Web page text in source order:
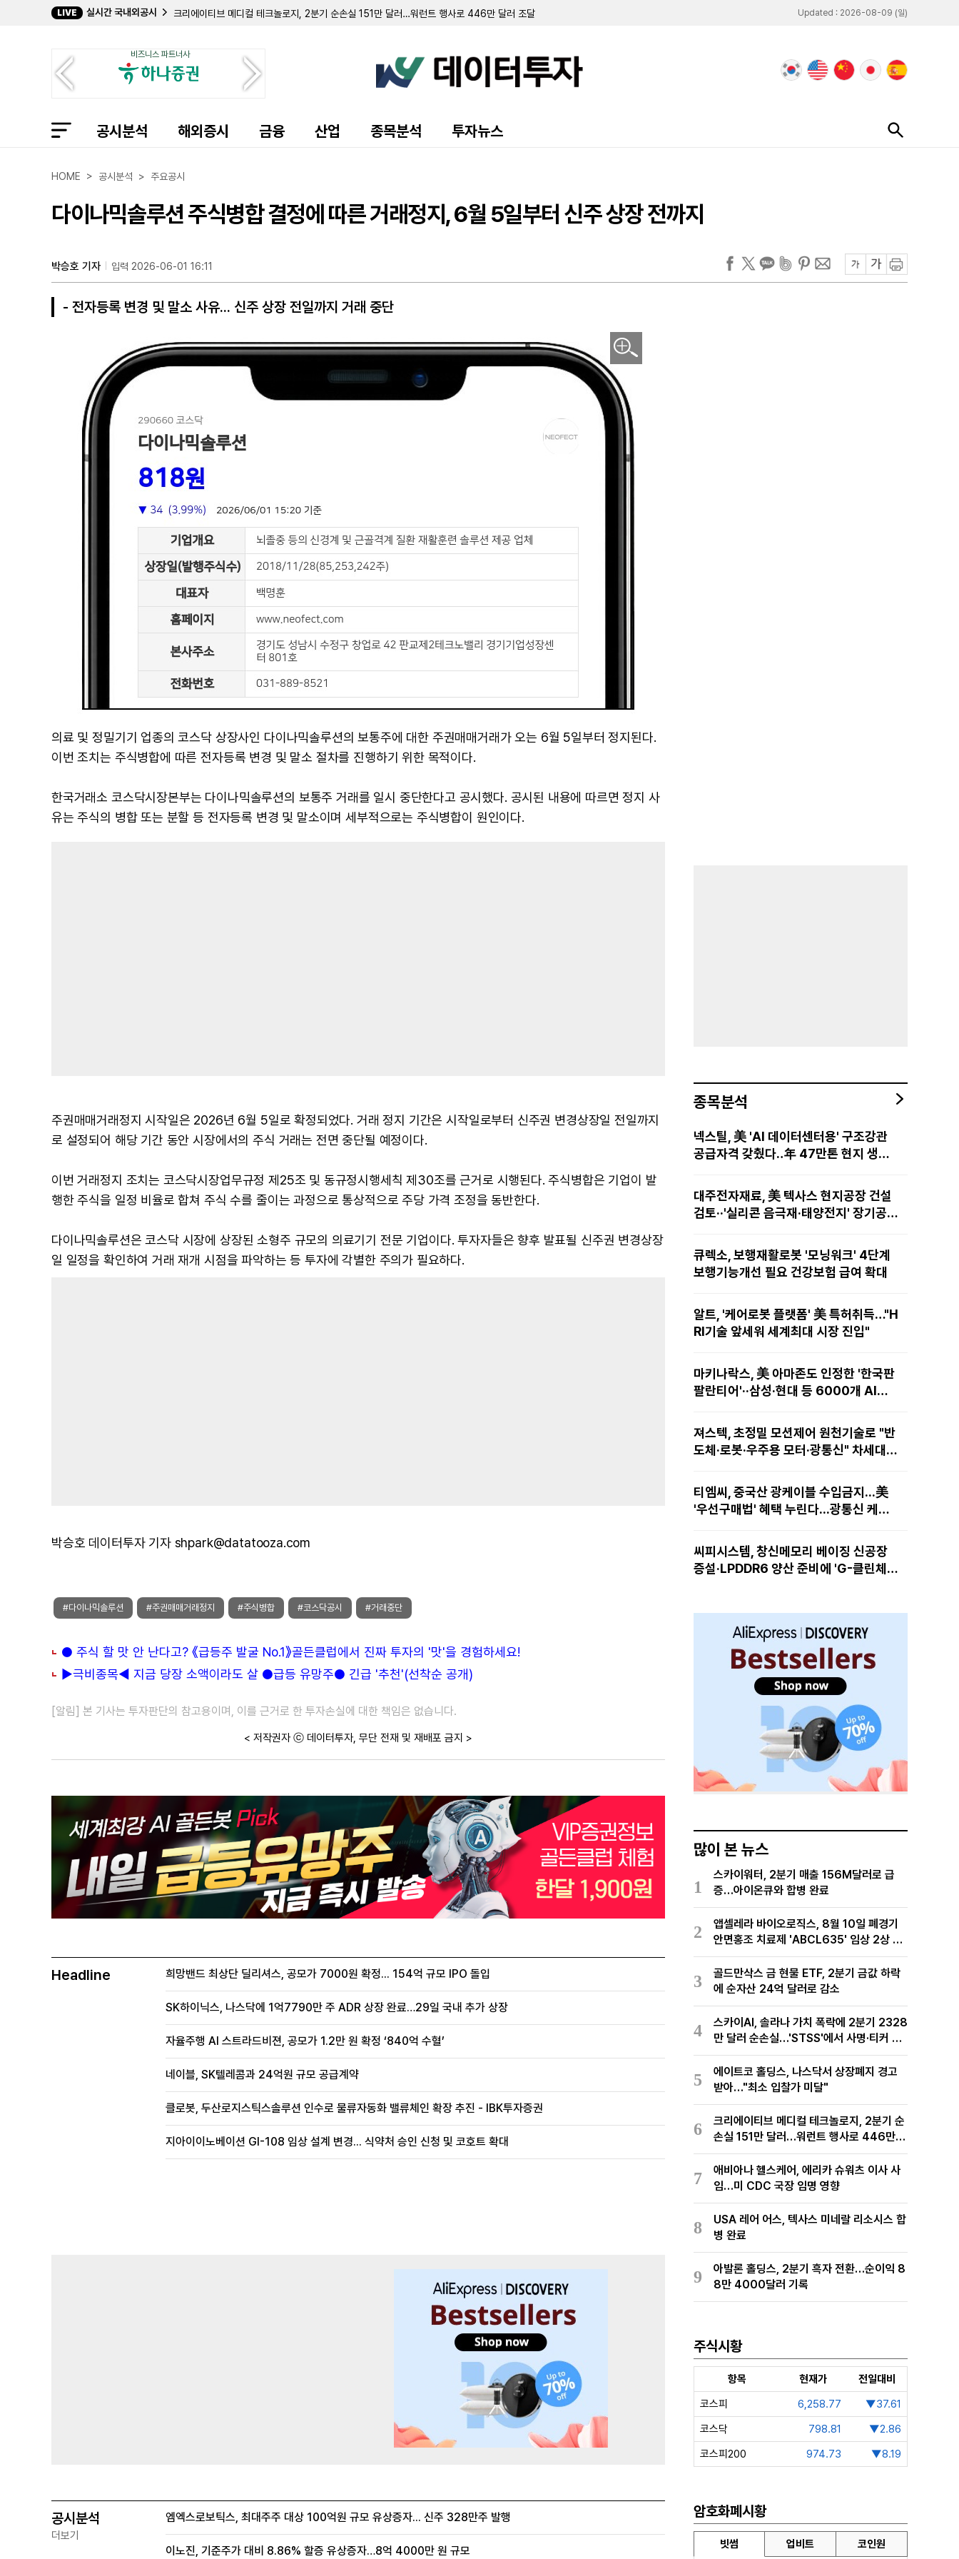
LIVE 실시간 국내외공시
크리에이티브 메디컬 테크놀로지, 2분기 순손실 151만 달러…워런트 행사로 446만 달러 조달
필립 프로스트 박사, 코크리스털 파머 주식 8만 5000주 장내 매수…지분율 13.9%로 확대
길데 헬스케어, 숄더 이노베이션스 지분 10.7%로 축소…최근 6일간 16만여 주 장내 매도
임믹스 바이오파머, 2분기 순손실 1155만 달러…자금조달로 현금 2억 3210만 달러 확보
볼리션RX, 린드 글로벌에 보통주 77만 9371주 발행
샤프링크, 2분기 순손실 3억 9427만 달러 기록…가상자산 평가손실 영향
머드릭 캐피탈, 버티컬 에어로스페이스 주식 및 전환사채 매각
Updated : 2026-08-09 (일)
비즈니스 파트너사
공시분석 해외증시 금융 산업 종목분석 투자뉴스
HOME > 공시분석 > 주요공시
다이나믹솔루션 주식병합 결정에 따른 거래정지, 6월 5일부터 신주 상장 전까지
박승호 기자 입력 2026-06-01 16:11
- 전자등록 변경 및 말소 사유... 신주 상장 전일까지 거래 중단
의료 및 정밀기기 업종의 코스닥 상장사인 다이나믹솔루션의 보통주에 대한 주권매매거래가 오는 6월 5일부터 정지된다.
이번 조치는 주식병합에 따른 전자등록 변경 및 말소 절차를 진행하기 위한 목적이다.
한국거래소 코스닥시장본부는 다이나믹솔루션의 보통주 거래를 일시 중단한다고 공시했다. 공시된 내용에 따르면 정지 사
유는 주식의 병합 또는 분할 등 전자등록 변경 및 말소이며 세부적으로는 주식병합이 원인이다.
주권매매거래정지 시작일은 2026년 6월 5일로 확정되었다. 거래 정지 기간은 시작일로부터 신주권 변경상장일 전일까지
로 설정되어 해당 기간 동안 시장에서의 주식 거래는 전면 중단될 예정이다.
이번 거래정지 조치는 코스닥시장업무규정 제25조 및 동규정시행세칙 제30조를 근거로 시행된다. 주식병합은 기업이 발
행한 주식을 일정 비율로 합쳐 주식 수를 줄이는 과정으로 통상적으로 주당 가격 조정을 동반한다.
다이나믹솔루션은 코스닥 시장에 상장된 소형주 규모의 의료기기 전문 기업이다. 투자자들은 향후 발표될 신주권 변경상장
일 일정을 확인하여 거래 재개 시점을 파악하는 등 투자에 각별한 주의가 필요하다.
박승호 데이터투자 기자 shpark@datatooza.com
#다이나믹솔루션 #주권매매거래정지 #주식병합 #코스닥공시 #거래중단
● 주식 할 맛 안 난다고? 《급등주 발굴 No.1》골든클럽에서 진짜 투자의 '맛'을 경험하세요!
▶극비종목◀ 지금 당장 소액이라도 살 ●급등 유망주● 긴급 '추천'(선착순 공개)
[알림] 본 기사는 투자판단의 참고용이며, 이를 근거로 한 투자손실에 대한 책임은 없습니다.
< 저작권자 ⓒ 데이터투자, 무단 전재 및 재배포 금지 >
Headline 희망밴드 최상단 딜리셔스, 공모가 7000원 확정... 154억 규모 IPO 돌입
SK하이닉스, 나스닥에 1억7790만 주 ADR 상장 완료…29일 국내 추가 상장
자율주행 AI 스트라드비젼, 공모가 1.2만 원 확정 ‘840억 수혈’
네이블, SK텔레콤과 24억원 규모 공급계약
클로봇, 두산로지스틱스솔루션 인수로 물류자동화 밸류체인 확장 추진 - IBK투자증권
지아이이노베이션 GI-108 임상 설계 변경... 식약처 승인 신청 및 코호트 확대
공시분석
더보기
엠엑스로보틱스, 최대주주 대상 100억원 규모 유상증자... 신주 328만주 발행
이노진, 기준주가 대비 8.86% 할증 유상증자…8억 4000만 원 규모
종목분석
넥스틸, 美 'AI 데이터센터용' 구조강관
공급자격 갖췄다‥年 47만톤 현지 생산
대주전자재료, 美 텍사스 현지공장 건설
검토··'실리콘 음극재·태양전지' 장기공급
큐렉소, 보행재활로봇 '모닝워크' 4단계
보행기능개선 필요 건강보험 급여 확대
알트, '케어로봇 플랫폼' 美 특허취득…"H
RI기술 앞세워 세계최대 시장 진입"
마키나락스, 美 아마존도 인정한 '한국판
팔란티어'··삼성·현대 등 6000개 AI모
져스텍, 초정밀 모션제어 원천기술로 "반
도체·로봇·우주용 모터·광통신" 차세대
티엠씨, 중국산 광케이블 수입금지...美
'우선구매법' 혜택 누린다...광통신 케이
씨피시스템, 창신메모리 베이징 신공장
증설·LPDDR6 양산 준비에 'G-클린체
많이 본 뉴스
1
스카이워터, 2분기 매출 156M달러로 급
증…아이온큐와 합병 완료
2
앱셀레라 바이오로직스, 8월 10일 폐경기
안면홍조 치료제 'ABCL635' 임상 2상 결
과 발표
3
골드만삭스 금 현물 ETF, 2분기 금값 하락
에 순자산 24억 달러로 감소
4
스카이AI, 솔라나 가치 폭락에 2분기 2328
만 달러 순손실…'STSS'에서 사명·티커 변
경 완료
5
에이트코 홀딩스, 나스닥서 상장폐지 경고
받아…"최소 입찰가 미달"
6
크리에이티브 메디컬 테크놀로지, 2분기 순
손실 151만 달러…워런트 행사로 446만
달러 조달
7
애비아나 헬스케어, 에리카 슈워츠 이사 사
임…미 CDC 국장 임명 영향
8
USA 레어 어스, 텍사스 미네랄 리소시스 합
병 완료
9
아발론 홀딩스, 2분기 흑자 전환…순이익 8
8만 4000달러 기록
주식시황
항목 현재가
전일대비
코스피
6,258.77
▼37.61
코스닥
798.81
▼2.86
코스피200
974.73 ▼8.19
암호화폐시황
빗썸 업비트 코인원